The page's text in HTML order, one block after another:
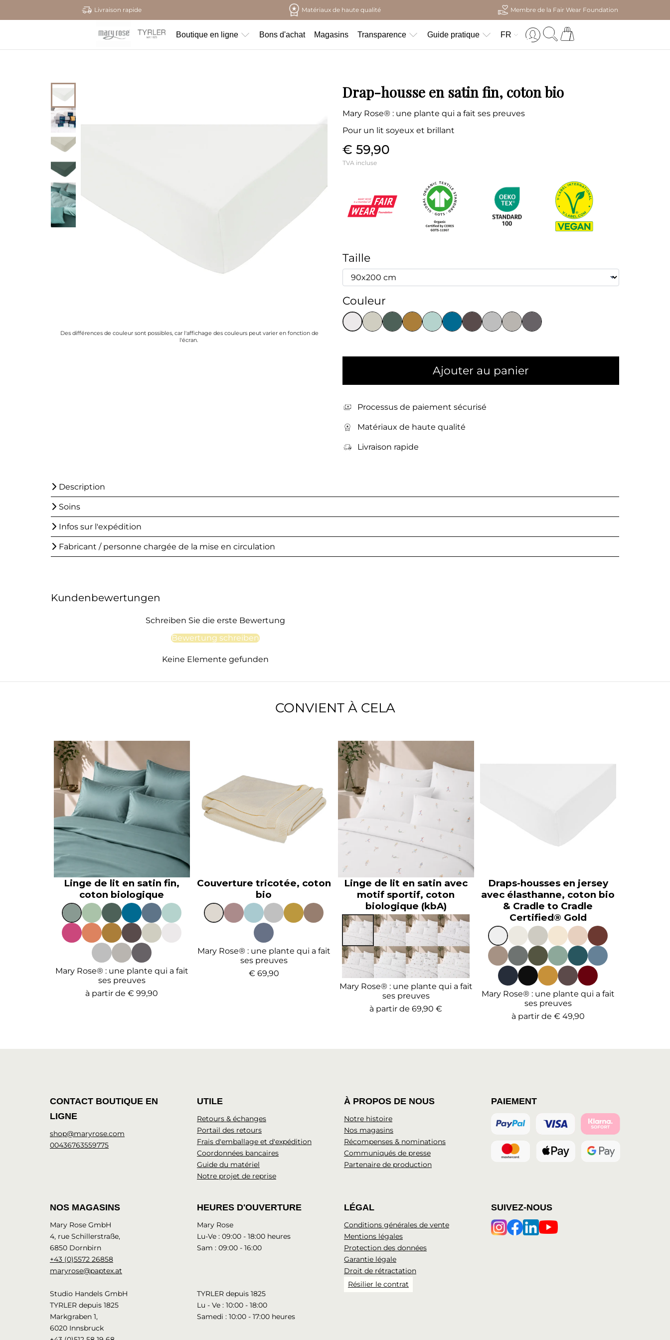
Livraison rapide Matériaux de haute qualité Membre de la Fair Wear Foundation
Boutique en ligne Bons d'achat Magasins Transparence Guide pratique FR
Des différences de couleur sont possibles, car l'affichage des couleurs peut varier en fonction de
l'écran.
Drap-housse en satin fin, coton bio
Mary Rose® : une plante qui a fait ses preuves
Pour un lit soyeux et brillant
€ 59,90
TVA incluse
Taille
Couleur
Ajouter au panier
Processus de paiement sécurisé
Matériaux de haute qualité
Livraison rapide
Description
Soins
Infos sur l'expédition
Fabricant / personne chargée de la mise en circulation
Kundenbewertungen
Schreiben Sie die erste Bewertung
Bewertung schreiben
Keine Elemente gefunden
CONVIENT À CELA
Linge de lit en satin fin,
coton biologique
Mary Rose® : une plante qui a fait
ses preuves
à partir de€ 99,90
Couverture tricotée, coton
bio
Mary Rose® : une plante qui a fait
ses preuves
€ 69,90
Linge de lit en satin avec
motif sportif, coton
biologique (kbA)
Mary Rose® : une plante qui a fait
ses preuves
à partir de69,90 €
Draps-housses en jersey
avec élasthanne, coton bio
& Cradle to Cradle
Certified® Gold
Mary Rose® : une plante qui a fait
ses preuves
à partir de € 49,90
CONTACT BOUTIQUE EN
LIGNE
shop@maryrose.com
00436763559775
UTILE
Retours & échanges
Portail des retours
Frais d'emballage et d'expédition
Coordonnées bancaires
Guide du matériel
Notre projet de reprise
À PROPOS DE NOUS
Notre histoire
Nos magasins
Récompenses & nominations
Communiqués de presse
Partenaire de production
PAIEMENT
NOS MAGASINS
Mary Rose GmbH
4, rue Schillerstraße,
6850 Dornbirn
+43 (0)5572 26858
maryrose@paptex.at
Studio Handels GmbH
TYRLER depuis 1825
Markgraben 1,
6020 Innsbruck
HEURES D'OUVERTURE
Mary Rose
Lu-Ve : 09:00 - 18:00 heures
Sam : 09:00 - 16:00
TYRLER depuis 1825
Lu - Ve : 10:00 - 18:00
Samedi : 10:00 - 17:00 heures
LÉGAL
Conditions générales de vente
Mentions légales
Protection des données
Garantie légale
Droit de rétractation
Résilier le contrat
SUIVEZ-NOUS